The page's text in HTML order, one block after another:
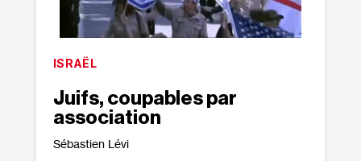
ISRAËL
Juifs, coupables par
association
Sébastien Lévi